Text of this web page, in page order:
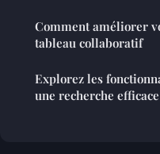
Comment améliorer
tableau collaboratif
Explorez les
une recherche efficace